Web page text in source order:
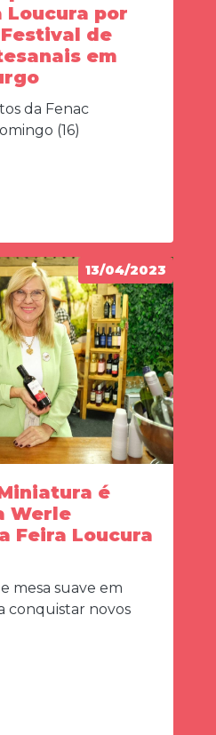
por
de
em
da Fenac
(16)
13/04/2023
é
Werle
Feira Loucura
mesa suave em
conquistar novos